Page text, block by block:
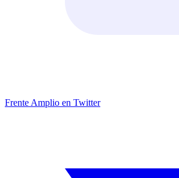
Frente Amplio en Twitter